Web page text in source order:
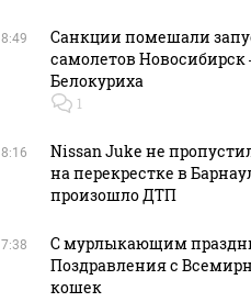
8:49
Санкции помешали
самолетов
Белокуриха
1
8:16
Nissan Juke не
на перекрестке в
произошло ДТП
7:38
С мурлыкающим
Поздравления с
кошек